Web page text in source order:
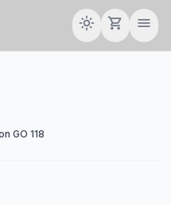
light_mode shopping_cart menu
GO 118